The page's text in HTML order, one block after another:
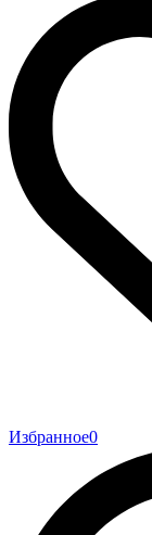
Избранное0